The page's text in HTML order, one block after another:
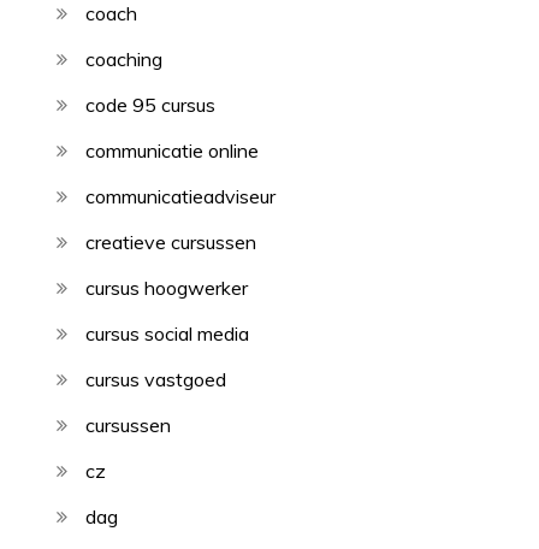
coach
coaching
code 95 cursus
communicatie online
communicatieadviseur
creatieve cursussen
cursus hoogwerker
cursus social media
cursus vastgoed
cursussen
cz
dag